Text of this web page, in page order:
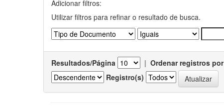
Adicionar filtros:
Utilizar filtros para refinar o resultado de busca.
Resultados/Página | Ordenar registros por
Registro(s)